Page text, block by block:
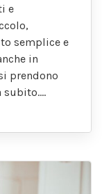
e
semplice e
in
prendono
subito….